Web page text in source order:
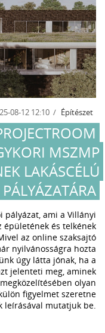
08-12 12:10 Építészet
MSZMP
LAKÁSCÉLÚ
PÁLYÁZATÁRA
pályázat, ami a Villányi
épületének és telkének
az online szaksajtó
nyilvánosságra hozta
úgy látta jónak, ha a
jelenteti meg, aminek
olyan
figyelmet szeretne
leírásával mutatjuk be.